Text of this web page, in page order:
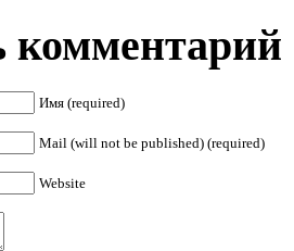
комментарий
Имя (required)
Mail (will not be published) (required)
Website